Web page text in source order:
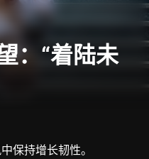
：“着陆未
保持增长韧性。